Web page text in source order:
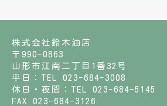
株式会社鈴木油店
〒990-0863
山形市江南二丁目1番32号
平日：TEL 023-684-3008
休日・夜間：TEL 023-684-5145
FAX 023-684-3126